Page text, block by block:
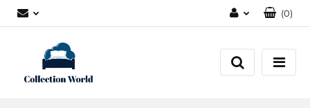
Zarejestruj się
(0)